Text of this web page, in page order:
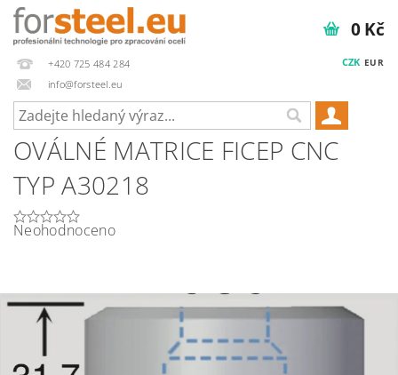
+420 725 484 284
info@forsteel.eu
CZK EUR
0 Kč
OVÁLNÉ MATRICE FICEP CNC
TYP A30218
Neohodnoceno